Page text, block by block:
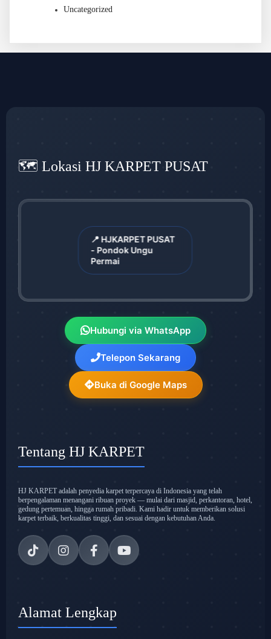
Uncategorized
🗺️ Lokasi HJ KARPET PUSAT
📍 HJKARPET PUSAT
- Pondok Ungu
Permai
Hubungi via WhatsApp
Telepon Sekarang
Buka di Google Maps
Tentang HJ KARPET
HJ KARPET adalah penyedia karpet terpercaya di Indonesia yang telah
berpengalaman menangani ribuan proyek — mulai dari masjid, perkantoran, hotel,
gedung pertemuan, hingga rumah pribadi. Kami hadir untuk memberikan solusi
karpet terbaik, berkualitas tinggi, dan sesuai dengan kebutuhan Anda.
Alamat Lengkap